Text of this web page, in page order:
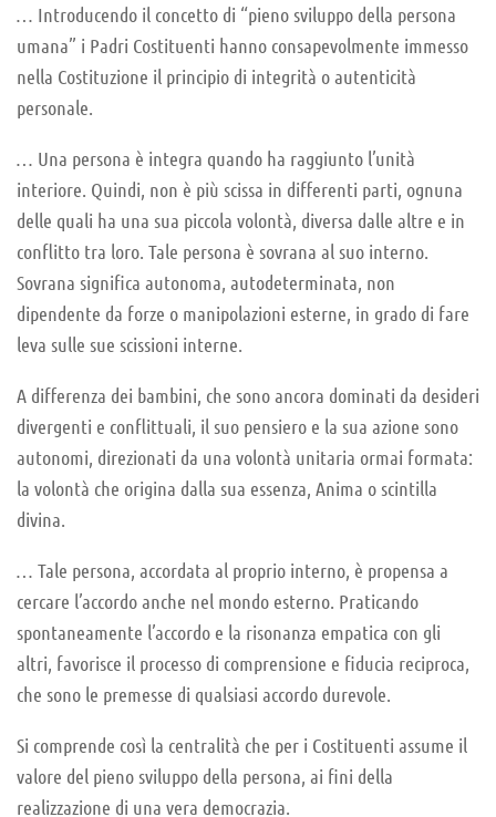
… Introducendo il concetto di “pieno sviluppo della persona
umana” i Padri Costituenti hanno consapevolmente immesso
nella Costituzione il principio di integrità o autenticità
personale.
… Una persona è integra quando ha raggiunto l’unità
interiore. Quindi, non è più scissa in differenti parti, ognuna
delle quali ha una sua piccola volontà, diversa dalle altre e in
conflitto tra loro. Tale persona è sovrana al suo interno.
Sovrana significa autonoma, autodeterminata, non
dipendente da forze o manipolazioni esterne, in grado di fare
leva sulle sue scissioni interne.
A differenza dei bambini, che sono ancora dominati da desideri
divergenti e conflittuali, il suo pensiero e la sua azione sono
autonomi, direzionati da una volontà unitaria ormai formata:
la volontà che origina dalla sua essenza, Anima o scintilla
divina.
… Tale persona, accordata al proprio interno, è propensa a
cercare l’accordo anche nel mondo esterno. Praticando
spontaneamente l’accordo e la risonanza empatica con gli
altri, favorisce il processo di comprensione e fiducia reciproca,
che sono le premesse di qualsiasi accordo durevole.
Si comprende così la centralità che per i Costituenti assume il
valore del pieno sviluppo della persona, ai fini della
realizzazione di una vera democrazia.